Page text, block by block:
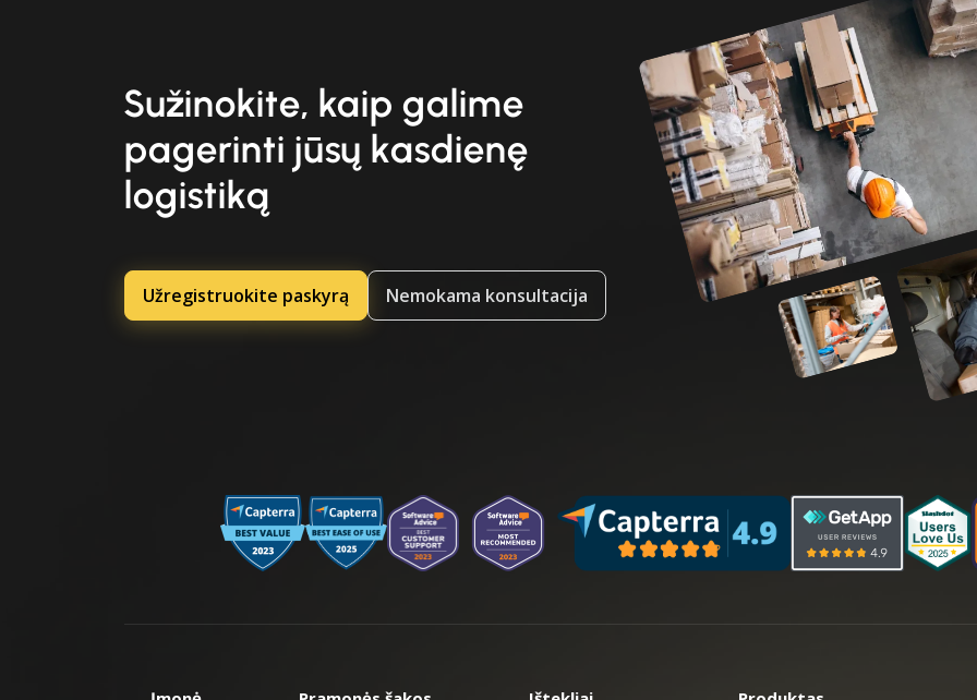
Sužinokite, kaip galime
pagerinti jūsų kasdienę
logistiką
Užregistruokite paskyrą Nemokama konsultacija